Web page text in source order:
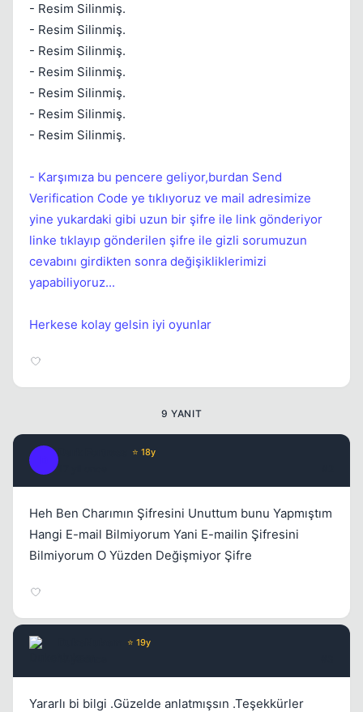
- Resim Silinmiş.
- Resim Silinmiş.
- Resim Silinmiş.
- Resim Silinmiş.
- Resim Silinmiş.
- Resim Silinmiş.
- Resim Silinmiş.
- Karşımıza bu pencere geliyor,burdan Send
Verification Code ye tıklıyoruz ve mail adresimize
yine yukardaki gibi uzun bir şifre ile link gönderiyor
linke tıklayıp gönderilen şifre ile gizli sorumuzun
cevabını girdikten sonra değişikliklerimizi
yapabiliyoruz...
Herkese kolay gelsin iyi oyunlar
9 YANIT
⭐ 18y
Heh Ben Charımın Şifresini Unuttum bunu Yapmıştım
Hangi E-mail Bilmiyorum Yani E-mailin Şifresini
Bilmiyorum O Yüzden Değişmiyor Şifre
⭐ 19y
Yararlı bi bilgi .Güzelde anlatmışsın .Teşekkürler